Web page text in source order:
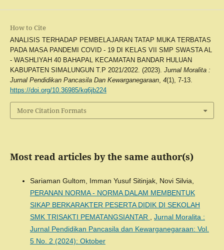
How to Cite
ANALISIS TERHADAP PEMBELAJARAN TATAP MUKA TERBATAS
PADA MASA PANDEMI COVID - 19 DI KELAS VII SMP SWASTA AL
- WASHLIYAH 40 BAHAPAL KECAMATAN BANDAR HULUAN
KABUPATEN SIMALUNGUN T.P 2021/2022. (2023). Jurnal Moralita :
Jurnal Pendidikan Pancasila Dan Kewarganegaraan, 4(1), 7-13.
https://doi.org/10.36985/kq6jb224
More Citation Formats
Most read articles by the same author(s)
Sariaman Gultom, Imman Yusuf Sitinjak, Novi Silvia,
PERANAN NORMA - NORMA DALAM MEMBENTUK
SIKAP BERKARAKTER PESERTA DIDIK DI SEKOLAH
SMK TRISAKTI PEMATANGSIANTAR
Jurnal Moralita :
Jurnal Pendidikan Pancasila dan Kewarganegaraan: Vol.
5 No. 2 (2024): Oktober